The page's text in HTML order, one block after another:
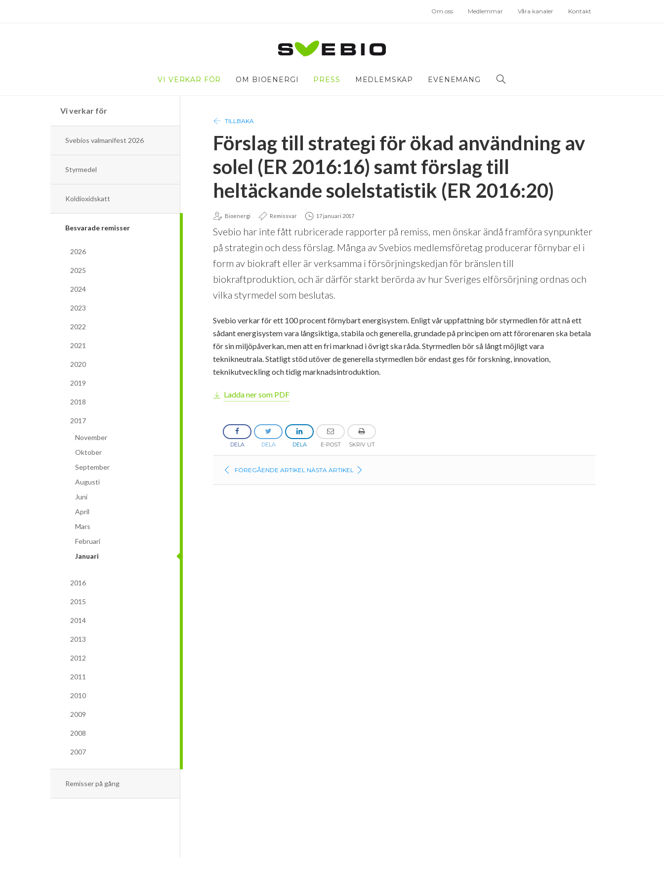
Om oss Medlemmar Våra kanaler Kontakt
VI VERKAR FÖR OM BIOENERGI PRESS MEDLEMSKAP EVENEMANG
Vi verkar för
Svebios valmanifest 2026
Styrmedel
Koldioxidskatt
Besvarade remisser
2026
2025
2024
2023
2022
2021
2020
2019
2018
2017
November
Oktober
September
Augusti
Juni
April
Mars
Februari
Januari
2016
2015
2014
2013
2012
2011
2010
2009
2008
2007
Remisser på gång
TILLBAKA
Förslag till strategi för ökad användning av
solel (ER 2016:16) samt förslag till
heltäckande solelstatistik (ER 2016:20)
Bioenergi Remissvar 17 januari 2017
Svebio har inte fått rubricerade rapporter på remiss, men önskar ändå framföra synpunkter
på strategin och dess förslag. Många av Svebios medlemsföretag producerar förnybar el i
form av biokraft eller är verksamma i försörjningskedjan för bränslen till
biokraftproduktion, och är därför starkt berörda av hur Sveriges elförsörjning ordnas och
vilka styrmedel som beslutas.
Svebio verkar för ett 100 procent förnybart energisystem. Enligt vår uppfattning bör styrmedlen för att nå ett
sådant energisystem vara långsiktiga, stabila och generella, grundade på principen om att förorenaren ska betala
för sin miljöpåverkan, men att en fri marknad i övrigt ska råda. Styrmedlen bör så långt möjligt vara
teknikneutrala. Statligt stöd utöver de generella styrmedlen bör endast ges för forskning, innovation,
teknikutveckling och tidig marknadsintroduktion.
Ladda ner som PDF
DELA DELA DELA E-POST SKRIV UT
FÖREGÅENDE ARTIKEL NÄSTA ARTIKEL